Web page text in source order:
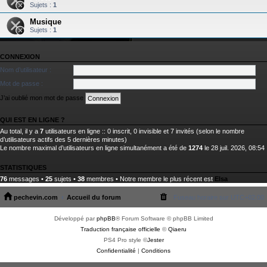
Sujets : 1
Musique
Sujets : 1
CONNEXION
Nom d’utilisateur :
Mot de passe :
J’ai oublié mon mot de passe
QUI EST EN LIGNE ?
Au total, il y a 7 utilisateurs en ligne :: 0 inscrit, 0 invisible et 7 invités (selon le nombre
d’utilisateurs actifs des 5 dernières minutes)
Le nombre maximal d’utilisateurs en ligne simultanément a été de 1274 le 28 juil. 2026, 08:54
STATISTIQUES
76 messages • 25 sujets • 38 membres • Notre membre le plus récent est Elsa
pechevin.com Accueil du forum Fuseau horaire sur UTC+02:00
Développé parphpBB® Forum Software © phpBB Limited
Traduction française officielle ©Qiaeru
PS4 Pro style ©Jester
Confidentialité | Conditions